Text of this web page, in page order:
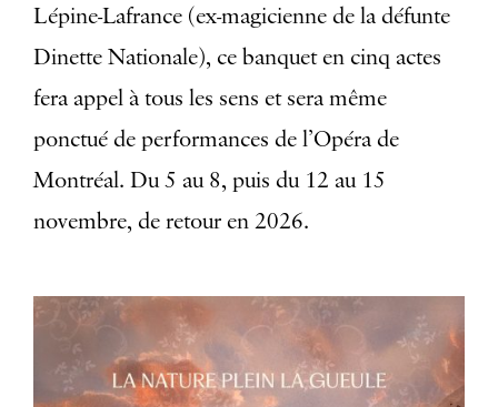
Lépine-Lafrance (ex-magicienne de la défunte
Dinette Nationale), ce banquet en cinq actes
fera appel à tous les sens et sera même
ponctué de performances de l’Opéra de
Montréal. Du 5 au 8, puis du 12 au 15
novembre, de retour en 2026.